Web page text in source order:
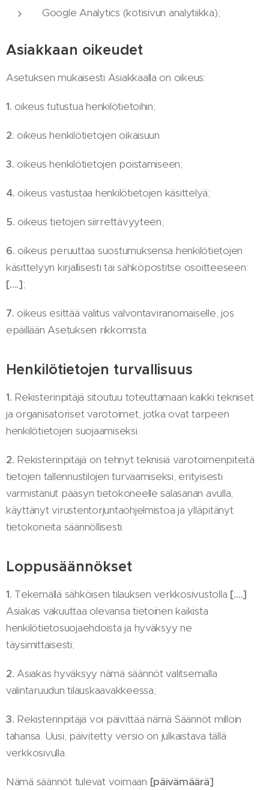
Google Analytics (kotisivun analytiikka);
Asiakkaan oikeudet
Asetuksen mukaisesti Asiakkaalla on oikeus:
1. oikeus tutustua henkilötietoihin;
2. oikeus henkilötietojen oikaisuun
3. oikeus henkilötietojen poistamiseen;
4. oikeus vastustaa henkilötietojen käsittelyä;
5. oikeus tietojen siirrettävyyteen;
6. oikeus peruuttaa suostumuksensa henkilötietojen
käsittelyyn kirjallisesti tai sähköpostitse osoitteeseen:
[….];
7. oikeus esittää valitus valvontaviranomaiselle, jos
epäillään Asetuksen rikkomista.
Henkilötietojen turvallisuus
1. Rekisterinpitäjä sitoutuu toteuttamaan kaikki tekniset
ja organisatoriset varotoimet, jotka ovat tarpeen
henkilötietojen suojaamiseksi.
2. Rekisterinpitäjä on tehnyt teknisiä varotoimenpiteitä
tietojen tallennustilojen turvaamiseksi, erityisesti
varmistanut pääsyn tietokoneelle salasanan avulla,
käyttänyt virustentorjuntaohjelmistoa ja ylläpitänyt
tietokoneita säännöllisesti.
Loppusäännökset
1. Tekemällä sähköisen tilauksen verkkosivustolla [….]
Asiakas vakuuttaa olevansa tietoinen kaikista
henkilötietosuojaehdoista ja hyväksyy ne
täysimittaisesti;
2.Asiakas hyväksyy nämä säännöt valitsemalla
valintaruudun tilauskaavakkeessa;
3. Rekisterinpitäjä voi päivittää nämä Säännöt milloin
tahansa. Uusi, päivitetty versio on julkaistava tällä
verkkosivulla.
Nämä säännöt tulevat voimaan [päivämäärä]